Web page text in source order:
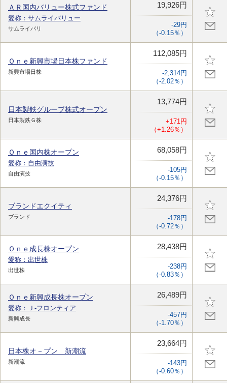
ＡＲ国内バリュー株式ファンド
愛称：サムライバリュー
サムライバリ
19,926円
-29円
（-0.15％）
Ｏｎｅ新興市場日本株ファンド
新興市場日株
112,085円
-2,314円
（-2.02％）
日本製鉄グループ株式オープン
日本製鉄Ｇ株
13,774円
+171円
（+1.26％）
Ｏｎｅ国内株オープン
愛称：自由演技
自由演技
68,058円
-105円
（-0.15％）
ブランドエクイティ
ブランド
24,376円
-178円
（-0.72％）
Ｏｎｅ成長株オープン
愛称：出世株
出世株
28,438円
-238円
（-0.83％）
Ｏｎｅ新興成長株オープン
愛称：Ｊ-フロンティア
新興成長
26,489円
-457円
（-1.70％）
日本株オ－プン 新潮流
新潮流
23,664円
-143円
（-0.60％）